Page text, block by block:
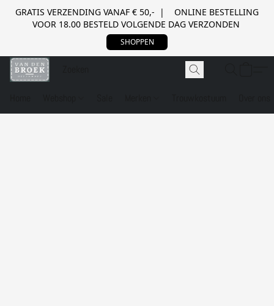
GRATIS VERZENDING VANAF € 50,- | ONLINE BESTELLING
VOOR 18.00 BESTELD VOLGENDE DAG VERZONDEN
SHOPPEN